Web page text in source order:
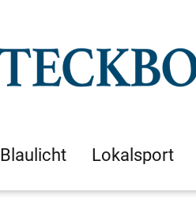
Blaulicht Lokalsport